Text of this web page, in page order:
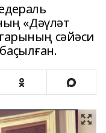
«Дәүләт
сәйәси